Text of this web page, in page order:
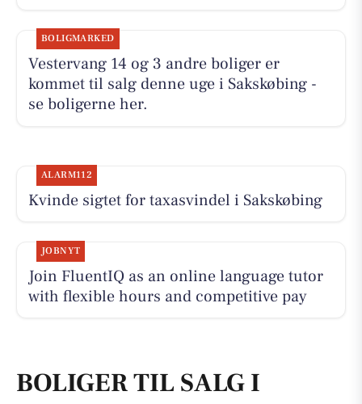
BOLIGMARKED
Vestervang 14 og 3 andre boliger er
kommet til salg denne uge i Sakskøbing -
se boligerne her.
ALARM112
Kvinde sigtet for taxasvindel i Sakskøbing
JOBNYT
Join FluentIQ as an online language tutor
with flexible hours and competitive pay
BOLIGER TIL SALG I